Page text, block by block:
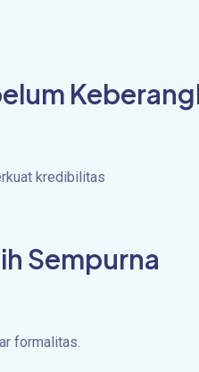
kredibilitas
Sempurna
formalitas.